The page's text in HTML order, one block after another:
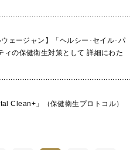
ェージャン】「ヘルシー･セイル･パ
ィの保健衛生対策として 詳細にわた
Clean+」（保健衛生プロトコル）